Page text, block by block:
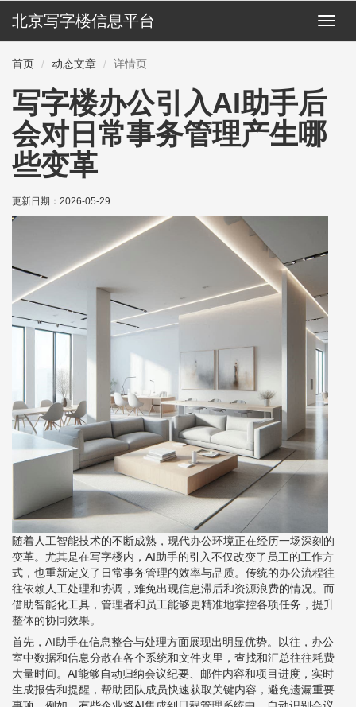
切
换
北京写字楼信息平台
首页 动态文章 详情页
写字楼办公引入AI助手后
会对日常事务管理产生哪
些变革
更新日期： 2026-05-29
随着人工智能技术的不断成熟，现代办公环境正在经历一场深刻的
变革。尤其是在写字楼内，AI助手的引入不仅改变了员工的工作方
式，也重新定义了日常事务管理的效率与品质。传统的办公流程往
往依赖人工处理和协调，难免出现信息滞后和资源浪费的情况。而
借助智能化工具，管理者和员工能够更精准地掌控各项任务，提升
整体的协同效果。
首先，AI助手在信息整合与处理方面展现出明显优势。以往，办公
室中数据和信息分散在各个系统和文件夹里，查找和汇总往往耗费
大量时间。AI能够自动归纳会议纪要、邮件内容和项目进度，实时
生成报告和提醒，帮助团队成员快速获取关键内容，避免遗漏重要